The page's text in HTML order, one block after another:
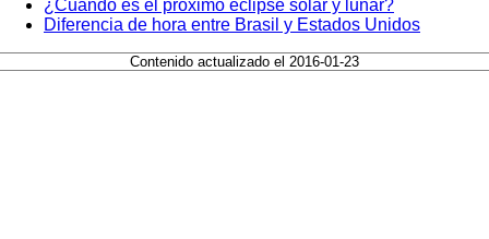
¿Cuándo es el próximo eclipse solar y lunar?
Diferencia de hora entre Brasil y Estados Unidos
Contenido actualizado el 2016-01-23